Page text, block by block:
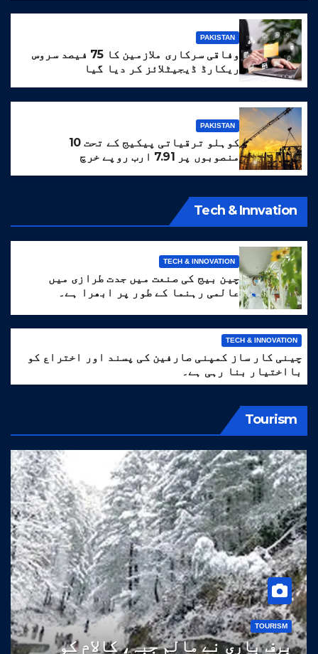
PAKISTAN
وفاقی سرکاری ملازمین کا 75 فیصد سروس
ریکارڈ ڈیجیٹلائز کر دیا گیا
PAKISTAN
کوہلو ترقیاتی پیکیج کے تحت 10
منصوبوں پر 7.91 ارب روپے خرچ
Tech & Innvation
TECH & INNOVATION
چین بیج کی صنعت میں جدت طرازی میں
عالمی رہنما کے طور پر ابھرا ہے۔
TECH & INNOVATION
چینی کار ساز کمپنی صارفین کی پسند اور اختراع کو
بااختیار بنا رہی ہے۔
Tourism
TOURISM
برف باری نے مالم جبہ، کالام کو